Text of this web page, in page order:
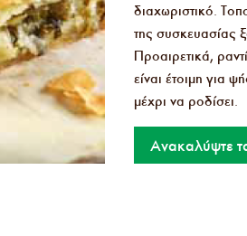
διαχωριστικό.
της συσκευασίας
Προαιρετικά,
είναι έτοιμη για
μέχρι να ροδίσει.
Ανακαλύψτε